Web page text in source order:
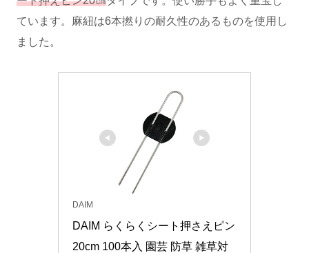
ています。麻紐は6本撚りの耐久性のあるものを使用し
ました。
DAIM
DAIM らくらくシート押さえピン
20cm 100本入 園芸 防草 雑草対